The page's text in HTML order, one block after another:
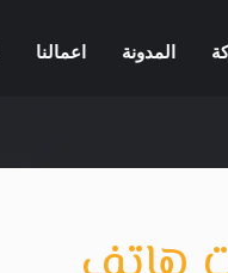
المدونة اعمالنا